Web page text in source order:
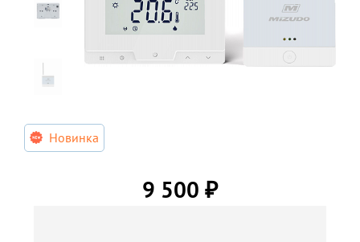
Новинка
9 500 ₽